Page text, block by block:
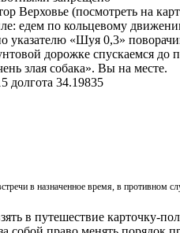
Верховье (посмотреть на
едем по кольцевому
«Шуя 0,3»
дорожке спускаемся
злая собака». Вы на месте.
долгота 34.19835
в назначенное время, в противном
в путешествие карточку-